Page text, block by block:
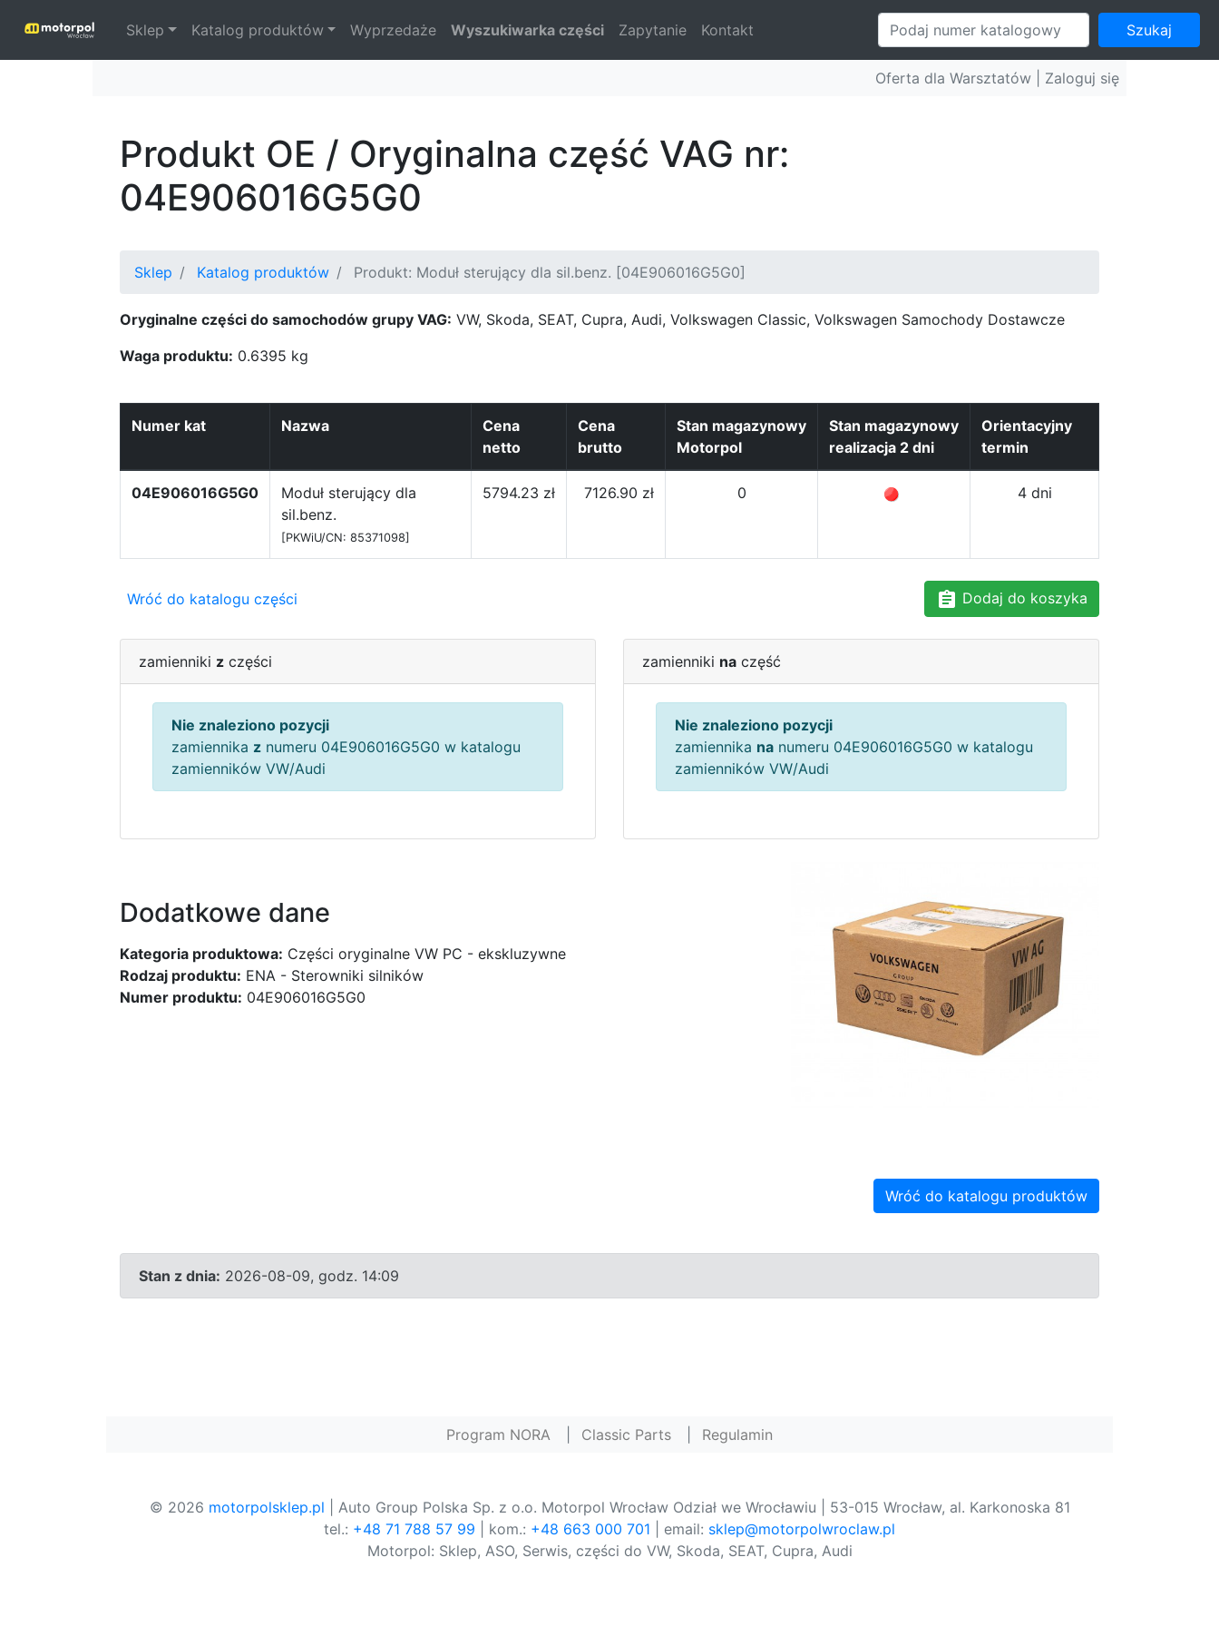
Sklep Katalog produktów Wyprzedaże Wyszukiwarka części Zapytanie Kontakt Szukaj
Oferta dla Warsztatów | Zaloguj się
Produkt OE / Oryginalna część VAG nr:
04E906016G5G0
Sklep Katalog produktów Produkt: Moduł sterujący dla sil.benz. [04E906016G5G0]
Oryginalne części do samochodów grupy VAG: VW, Skoda, SEAT, Cupra, Audi, Volkswagen Classic, Volkswagen Samochody Dostawcze
Waga produktu: 0.6395 kg
Numer kat Nazwa
Cena
netto
Cena
brutto
Stan magazynowy
Motorpol
Stan magazynowy
realizacja 2 dni
Orientacyjny
termin
04E906016G5G0
Moduł sterujący dla
sil.benz.
[PKWiU/CN: 85371098]
5794.23 zł 7126.90 zł 0 4 dni
Wróć do katalogu części Dodaj do koszyka
zamienniki z części
Nie znaleziono pozycji
zamiennika z numeru 04E906016G5G0 w katalogu
zamienników VW/Audi
zamienniki na część
Nie znaleziono pozycji
zamiennika na numeru 04E906016G5G0 w katalogu
zamienników VW/Audi
Dodatkowe dane
Kategoria produktowa: Części oryginalne VW PC - ekskluzywne
Rodzaj produktu: ENA - Sterowniki silników
Numer produktu: 04E906016G5G0
Wróć do katalogu produktów
Stan z dnia: 2026-08-09, godz. 14:09
Program NORA Classic Parts Regulamin
© 2026 motorpolsklep.pl | Auto Group Polska Sp. z o.o. Motorpol Wrocław Odział we Wrocławiu | 53-015 Wrocław, al. Karkonoska 81
tel.: +48 71 788 57 99 | kom.: +48 663 000 701 | email: sklep@motorpolwroclaw.pl
Motorpol: Sklep, ASO, Serwis, części do VW, Skoda, SEAT, Cupra, Audi